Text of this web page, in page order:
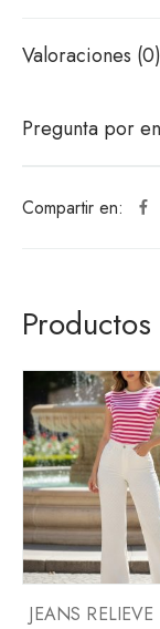
Compartir en:
Valoraciones (0)
Pregunta por
JEANS